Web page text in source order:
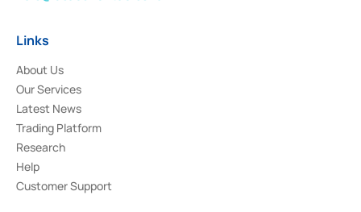
Links
About Us
Our Services
Latest News
Trading Platform
Research
Help
Customer Support